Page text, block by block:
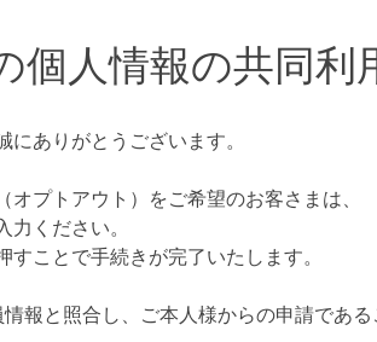
個人情報の共同利
ありがとうございます。
プトアウト）をご希望のお客さまは、
ください。
ことで手続きが完了いたします。
報と照合し、ご本人様からの申請であ